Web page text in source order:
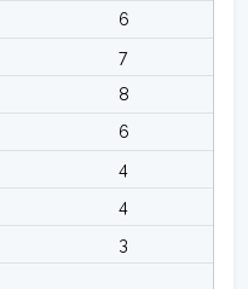
6
7
8
6
4
4
3